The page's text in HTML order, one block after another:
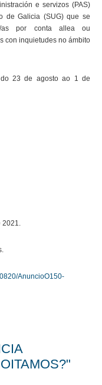
e servizos (PAS)
de Galicia (SUG) que se
as por conta allea ou
con inquietudes no ámbito
23 de agosto ao 1 de
2021.
AnuncioO150-